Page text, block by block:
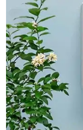
Для заказов в
Республики
доставки
до указанного
доставки
и составляют от
Вы можете
заказ по
152/1 к5